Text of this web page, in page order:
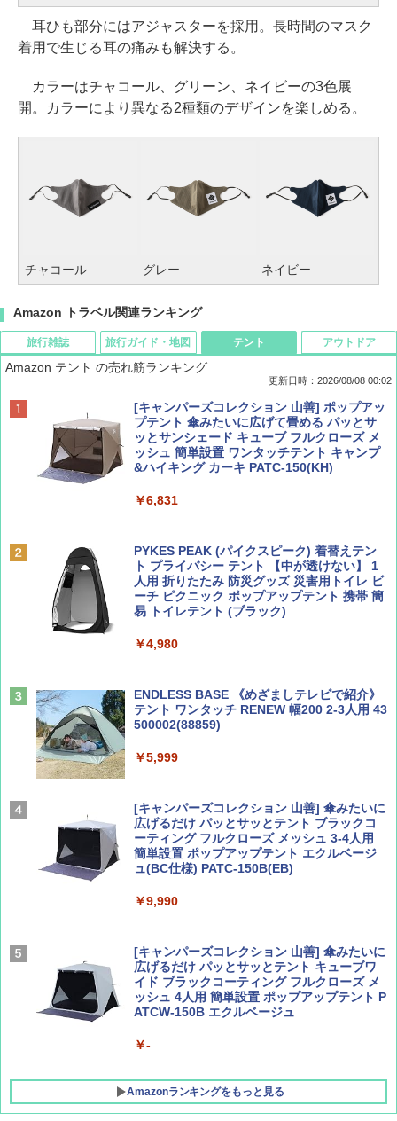
耳ひも部分にはアジャスターを採用。長時間のマスク
着用で生じる耳の痛みも解決する。
カラーはチャコール、グリーン、ネイビーの3色展
開。カラーにより異なる2種類のデザインを楽しめる。
チャコール グレー ネイビー
Amazon トラベル関連ランキング
旅行雑誌
BE-PAL(ビ-パル) 2026年 9 月号【特別付録:
SOTO ミニマル"旅"財布 ランダム2種】
￥1,500
￥713
AIRLINE（エアライン）2026年9月号【特
集】ボーイング110周年を祝して！
￥1,760
旅行ガイド・地図
D40 地球の歩き方 チェンマイ タイ北部の魅
力的な町 2026～2027 地球の歩き方D アジア
￥2,079
￥2,695
ァキア 2026～2027 地球の歩き方A ヨーロッ
￥2,277
A09 地球の歩き方 イタリア 2026～2027 地
球の歩き方A ヨーロッパ
￥2,479
テント
Amazon テント の売れ筋ランキング
更新日時：2026/08/08 00:02
[キャンパーズコレクション 山善] ポップアッ
プテント 傘みたいに広げて畳める パッとサ
ッとサンシェード キューブ フルクローズ メ
ッシュ 簡単設置 ワンタッチテント キャンプ
&ハイキング カーキ PATC-150(KH)
￥6,831
PYKES PEAK (パイクスピーク) 着替えテン
ト プライバシー テント 【中が透けない】 1
人用 折りたたみ 防災グッズ 災害用トイレ ビ
ーチ ピクニック ポップアップテント 携帯 簡
易 トイレテント (ブラック)
￥4,980
ENDLESS BASE 《めざましテレビで紹介》
テント ワンタッチ RENEW 幅200 2-3人用 43
500002(88859)
￥5,999
[キャンパーズコレクション 山善] 傘みたいに
広げるだけ パッとサッとテント ブラックコ
ーティング フルクローズ メッシュ 3-4人用
簡単設置 ポップアップテント エクルベージ
ュ(BC仕様) PATC-150B(EB)
￥9,990
[キャンパーズコレクション 山善] 傘みたいに
広げるだけ パッとサッとテント キューブワ
イド ブラックコーティング フルクローズ メ
ッシュ 4人用 簡単設置 ポップアップテント P
ATCW-150B エクルベージュ
￥-
Amazonランキングをもっと見る
アウトドア